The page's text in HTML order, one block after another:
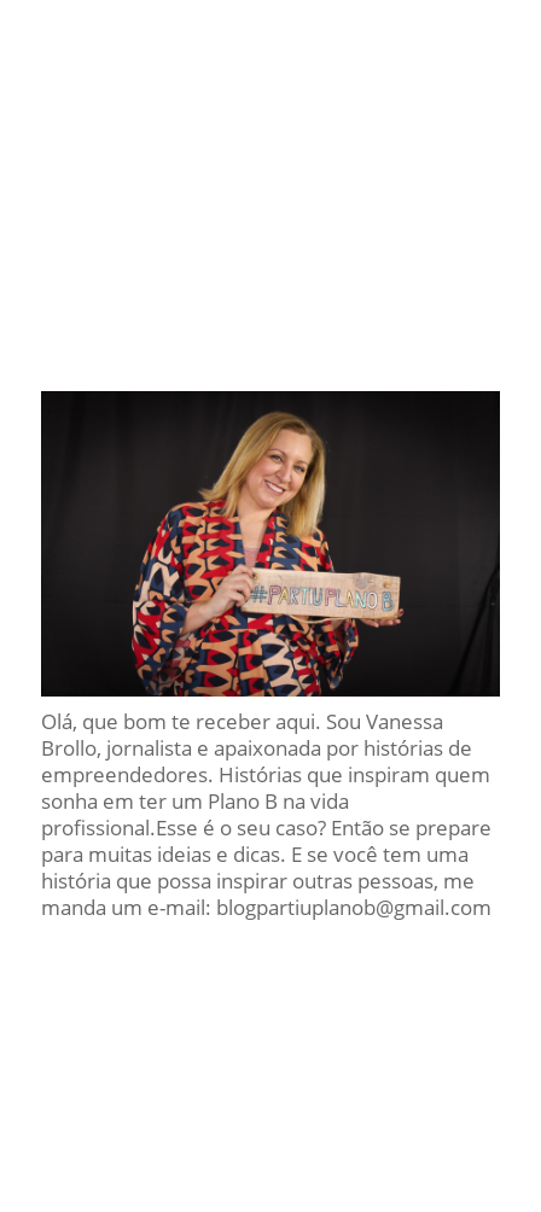
Olá, que bom te receber aqui. Sou Vanessa
Brollo, jornalista e apaixonada por histórias de
empreendedores. Histórias que inspiram quem
sonha em ter um Plano B na vida
profissional.Esse é o seu caso? Então se prepare
para muitas ideias e dicas. E se você tem uma
história que possa inspirar outras pessoas, me
manda um e-mail: blogpartiuplanob@gmail.com